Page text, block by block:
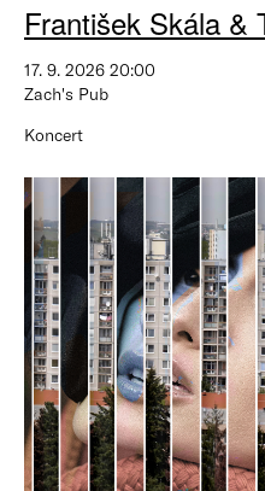
František Skála &
17. 9. 2026 20:00
Zach's Pub
Koncert